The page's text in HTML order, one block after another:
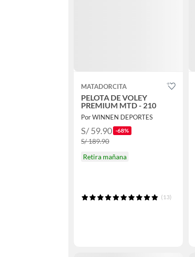
MATADORCITA
PELOTA DE VOLEY
PREMIUM MTD - 210
Por WINNEN DEPORTES
S/ 59.90 -68%
S/ 189.90
Retira mañana
(13)